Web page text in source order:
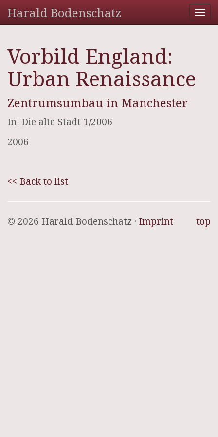
Harald Bodenschatz
Vorbild England:
Urban Renaissance
Zentrumsumbau in Manchester
In: Die alte Stadt 1/2006
2006
<< Back to list
top
© 2026 Harald Bodenschatz · Imprint